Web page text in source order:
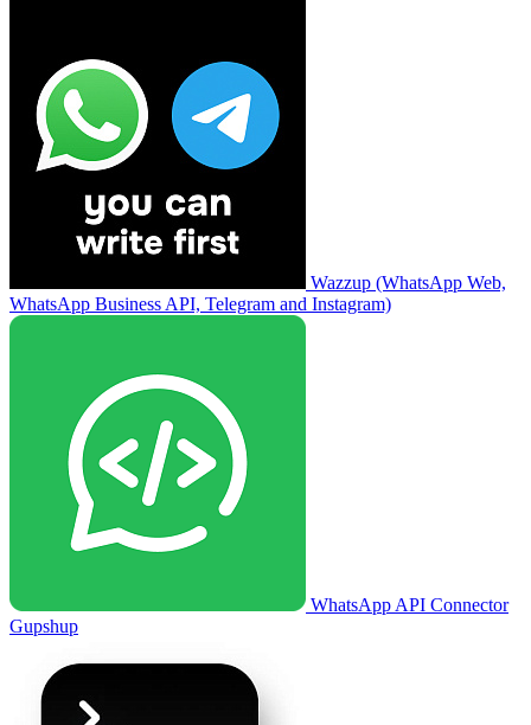
Wazzup (WhatsApp Web,
WhatsApp Business API, Telegram and Instagram)
WhatsApp API Connector
Gupshup